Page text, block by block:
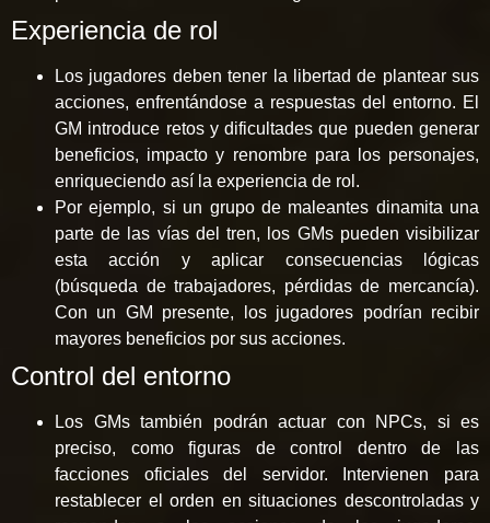
Experiencia de rol
Los jugadores deben tener la libertad de plantear sus
acciones, enfrentándose a respuestas del entorno. El
GM introduce retos y dificultades que pueden generar
beneficios, impacto y renombre para los personajes,
enriqueciendo así la experiencia de rol.
Por ejemplo, si un grupo de maleantes dinamita una
parte de las vías del tren, los GMs pueden visibilizar
esta acción y aplicar consecuencias lógicas
(búsqueda de trabajadores, pérdidas de mercancía).
Con un GM presente, los jugadores podrían recibir
mayores beneficios por sus acciones.
Control del entorno
Los GMs también podrán actuar con NPCs, si es
preciso, como figuras de control dentro de las
facciones oficiales del servidor. Intervienen para
restablecer el orden en situaciones descontroladas y